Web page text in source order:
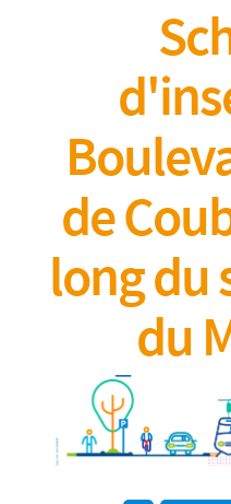
de
long du
du